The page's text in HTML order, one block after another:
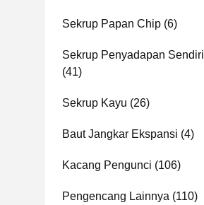
Sekrup Papan Chip (6)
Sekrup Penyadapan Sendiri
(41)
Sekrup Kayu (26)
Baut Jangkar Ekspansi (4)
Kacang Pengunci (106)
Pengencang Lainnya (110)